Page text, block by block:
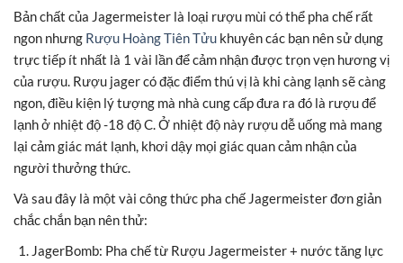
Bản chất của Jagermeister là loại rượu mùi có thể pha chế rất
ngon nhưng Rượu Hoàng Tiên Tửu khuyên các bạn nên sử dụng
trực tiếp ít nhất là 1 vài lần để cảm nhận được trọn vẹn hương vị
của rượu. Rượu jager có đặc điểm thú vị là khi càng lạnh sẽ càng
ngon, điều kiện lý tượng mà nhà cung cấp đưa ra đó là rượu để
lạnh ở nhiệt độ -18 độ C. Ở nhiệt độ này rượu dễ uống mà mang
lại cảm giác mát lạnh, khơi dậy mọi giác quan cảm nhận của
người thưởng thức.
Và sau đây là một vài công thức pha chế Jagermeister đơn giản
chắc chắn bạn nên thử:
JagerBomb: Pha chế từ Rượu Jagermeister + nước tăng lực